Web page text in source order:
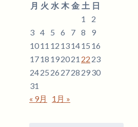
月 火 水 木 金 土 日
1
2
3 4 5 6 7 8
9
1011 12 131415 16
1718 192021 22 23
2425 26 2728 2930
31
« 9月
1月 »